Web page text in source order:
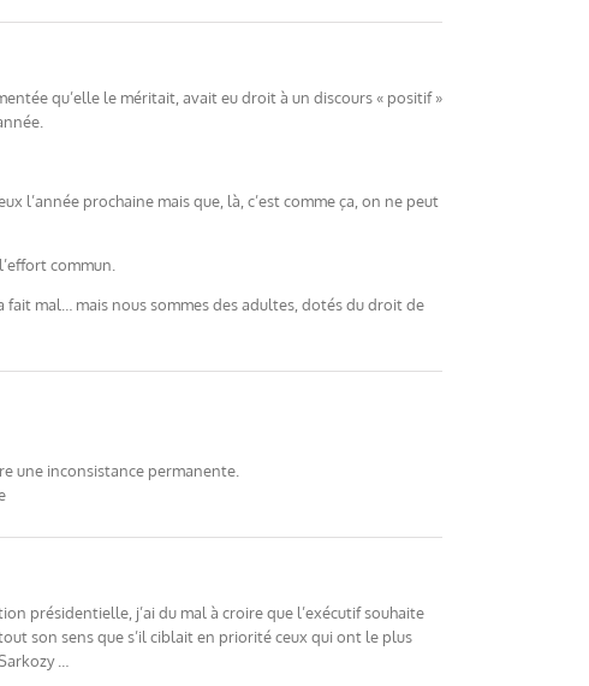
qu’elle le méritait, avait eu droit à un discours « positif »
l’année prochaine mais que, là, c’est comme ça, on ne peut
commun.
fait mal… mais nous sommes des adultes, dotés du droit de
une inconsistance permanente.
présidentielle, j’ai du mal à croire que l’exécutif souhaite
son sens que s’il ciblait en priorité ceux qui ont le plus
…